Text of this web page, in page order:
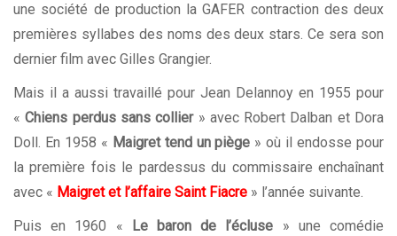
une société de production la GAFER contraction des deux
premières syllabes des noms des deux stars. Ce sera son
dernier film avec Gilles Grangier.
Mais il a aussi travaillé pour Jean Delannoy en 1955 pour
«Chiens perdus sans collier» avec Robert Dalban et Dora
Doll. En 1958 « Maigret tend un piège » où il endosse pour
la première fois le pardessus du commissaire enchaînant
avec « Maigret et l’affaire Saint Fiacre » l’année suivante.
Puis en 1960 «
Le baron de l’écluse » une comédie